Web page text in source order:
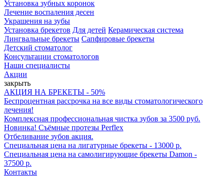
Установка зубных коронок
Лечение воспаления десен
Украшения на зубы
Установка брекетов Для детей Керамическая система
Лингвальные брекеты Сапфировые брекеты
Детский стоматолог
Консультации стоматологов
Наши специалисты
Акции
закрыть
АКЦИЯ НА БРЕКЕТЫ - 50%
Беспроцентная рассрочка на все виды стоматологического
лечения!
Комплексная профессиональная чистка зубов за 3500 руб.
Новинка! Съёмные протезы Perflex
Отбеливание зубов акция.
Специальная цена на лигатурные брекеты - 13000 р.
Специальная цена на самолигирующие брекеты Damon -
37500 р.
Контакты